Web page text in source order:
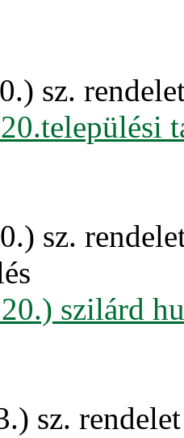
sz.
sz.
szilárd
sz.